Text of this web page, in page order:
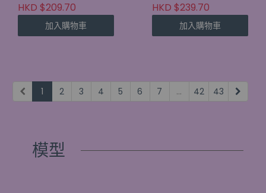
HKD $209.70
加入購物車
HKD $239.70
加入購物車
1 2 3 4 5 6 7 ... 42 43
模型